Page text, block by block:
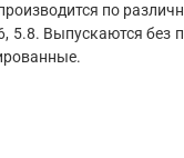
по
5.8. Выпускаются без